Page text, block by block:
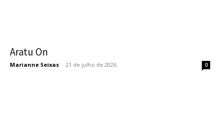
Aratu On
Marianne Seixas - 21 de julho de 2026 0